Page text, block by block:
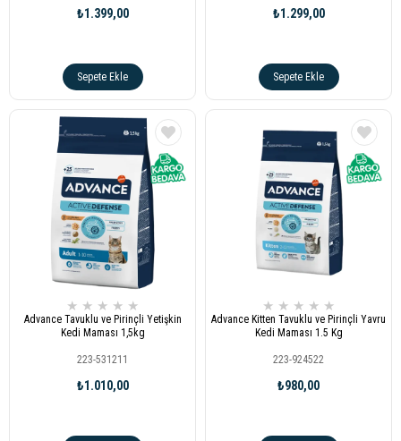
₺1.399,00
Sepete Ekle
₺1.299,00
Sepete Ekle
★ ★ ★ ★ ★
Advance Tavuklu ve Pirinçli Yetişkin
Kedi Maması 1,5kg
223-531211
₺1.010,00
★ ★ ★ ★ ★
Advance Kitten Tavuklu ve Pirinçli Yavru
Kedi Maması 1.5 Kg
223-924522
₺980,00